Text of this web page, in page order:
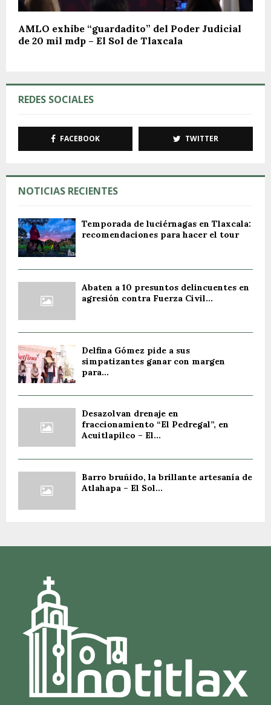
AMLO exhibe “guardadito” del Poder Judicial
de 20 mil mdp – El Sol de Tlaxcala
REDES SOCIALES
FACEBOOK TWITTER
NOTICIAS RECIENTES
Temporada de luciérnagas en Tlaxcala:
recomendaciones para hacer el tour
Abaten a 10 presuntos delincuentes en
agresión contra Fuerza Civil...
Delfina Gómez pide a sus
simpatizantes ganar con margen
para...
Desazolvan drenaje en
fraccionamiento “El Pedregal”, en
Acuitlapilco – El...
Barro bruñido, la brillante artesanía de
Atlahapa – El Sol...